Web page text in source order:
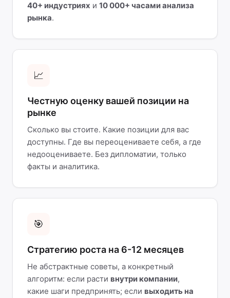
40+ индустриях и 10 000+ часами анализа
рынка.
📈
Честную оценку вашей позиции на
рынке
Сколько вы стоите. Какие позиции для вас
доступны. Где вы переоцениваете себя, а где
недооцениваете. Без дипломатии, только
факты и аналитика.
🎯
Стратегию роста на 6-12 месяцев
Не абстрактные советы, а конкретный
алгоритм: если расти внутри компании,
какие шаги предпринять; если выходить на